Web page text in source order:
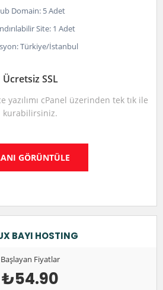
Domain: 5 Adet
Site: 1 Adet
Türkiye/İstanbul
Ücretsiz SSL
cPanel üzerinden tek tık ile
kurabilirsiniz.
GÖRÜNTÜLE
BAYI HOSTING
Başlayan Fiyatlar
₺54.90